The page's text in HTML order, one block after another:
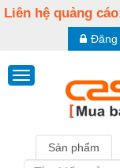
Liên hệ quảng
Đăng
Sản phẩm